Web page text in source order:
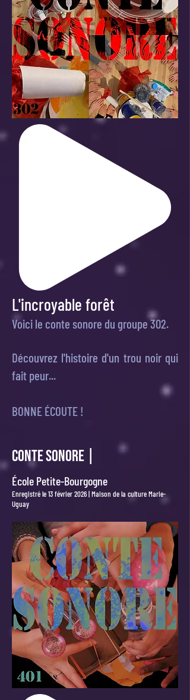
L'incroyable forêt
Voici le conte sonore du groupe 302.
Découvrez l'histoire d'un trou noir qui
fait peur...
BONNE ÉCOUTE !
CONTE SONORE |
École Petite-Bourgogne
Enregistré le 13 février 2026 | Maison de la culture Marie-
Uguay